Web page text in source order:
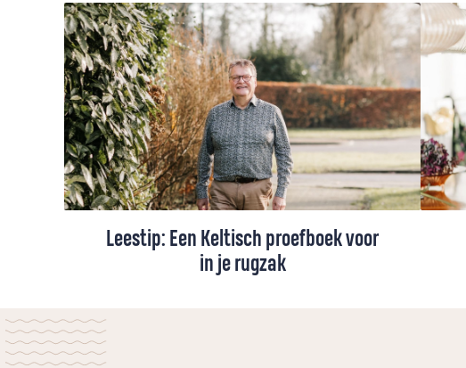
Leestip: Een Keltisch proefboek voor
in je rugzak